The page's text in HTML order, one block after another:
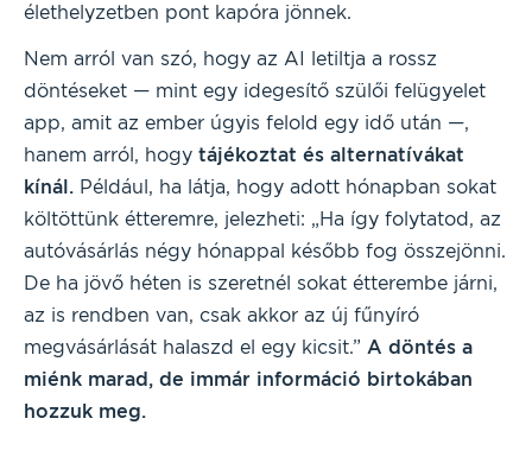
élethelyzetben pont kapóra jönnek.
Nem arról van szó, hogy az AI letiltja a rossz
döntéseket — mint egy idegesítő szülői felügyelet
app, amit az ember úgyis felold egy idő után —,
hanem arról, hogy tájékoztat és alternatívákat
kínál. Például, ha látja, hogy adott hónapban sokat
költöttünk étteremre, jelezheti: „Ha így folytatod, az
autóvásárlás négy hónappal később fog összejönni.
De ha jövő héten is szeretnél sokat étterembe járni,
az is rendben van, csak akkor az új fűnyíró
megvásárlását halaszd el egy kicsit.” A döntés a
miénk marad, de immár információ birtokában
hozzuk meg.